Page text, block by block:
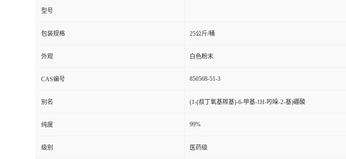
型号
包装规格 25公斤/桶
外观 白色粉末
CAS编号 850568-51-3
别名 (1-(叔丁氧基羰基)-6-甲基-1H-吲哚-2-基)硼酸
纯度 99%
级别 医药级